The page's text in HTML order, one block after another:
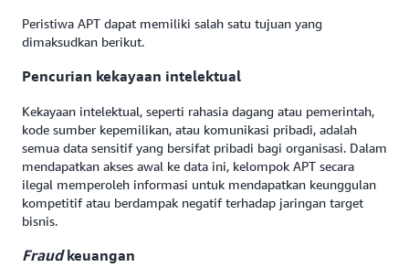
Peristiwa APT dapat memiliki salah satu tujuan yang
dimaksudkan berikut.
Pencurian kekayaan intelektual
Kekayaan intelektual, seperti rahasia dagang atau pemerintah,
kode sumber kepemilikan, atau komunikasi pribadi, adalah
semua data sensitif yang bersifat pribadi bagi organisasi. Dalam
mendapatkan akses awal ke data ini, kelompok APT secara
ilegal memperoleh informasi untuk mendapatkan keunggulan
kompetitif atau berdampak negatif terhadap jaringan target
bisnis.
Fraudkeuangan